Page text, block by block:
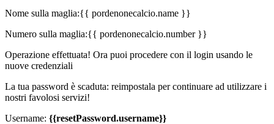
Nome sulla maglia:{{ pordenonecalcio.name }}
Numero sulla maglia:{{ pordenonecalcio.number }}
Operazione effettuata! Ora puoi procedere con il login usando le
nuove credenziali
La tua password è scaduta: reimpostala per continuare ad utilizzare i
nostri favolosi servizi!
Username: {{resetPassword.username}}